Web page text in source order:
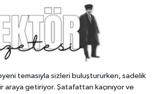
temasıyla sizleri buluştururken, sadelik
araya getiriyor. Şatafattan kaçınıyor ve